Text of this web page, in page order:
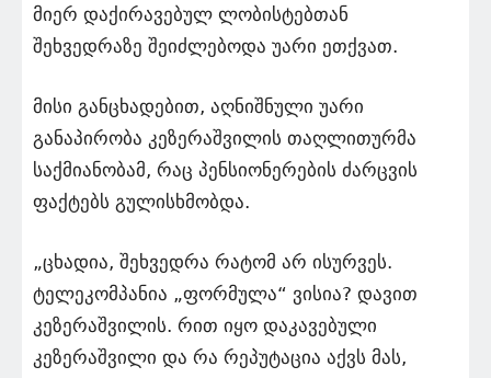
მიერ დაქირავებულ ლობისტებთან
შეხვედრაზე შეიძლებოდა უარი ეთქვათ.
მისი განცხადებით, აღნიშნული უარი
განაპირობა კეზერაშვილის თაღლითურმა
საქმიანობამ, რაც პენსიონერების ძარცვის
ფაქტებს გულისხმობდა.
„ცხადია, შეხვედრა რატომ არ ისურვეს.
ტელეკომპანია „ფორმულა“ ვისია? დავით
კეზერაშვილის. რით იყო დაკავებული
კეზერაშვილი და რა რეპუტაცია აქვს მას,